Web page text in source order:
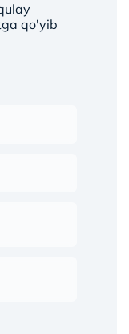
qo'yib